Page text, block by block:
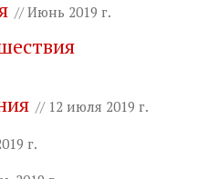
// Июнь 2019 г.
// 12 июля 2019 г.
г.